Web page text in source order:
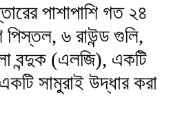
পাশাপাশি গত ২৪
পিস্তল, ৬ রাউন্ড গুলি,
বন্দুক (এলজি), একটি
সামুরাই উদ্ধার করা